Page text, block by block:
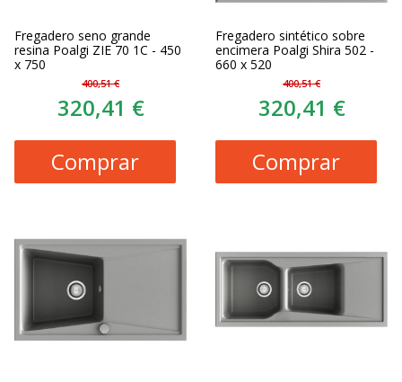
Fregadero seno grande
resina Poalgi ZIE 70 1C - 450
x 750
400,51 €
320,41 €
Comprar
Fregadero sintético sobre
encimera Poalgi Shira 502 -
660 x 520
400,51 €
320,41 €
Comprar